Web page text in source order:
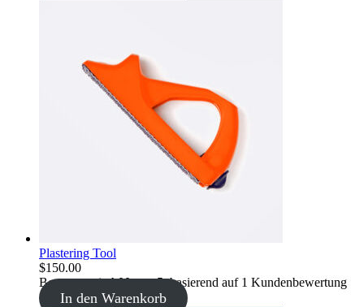
Plastering Tool
$150.00
Bewertet mit4.00von 5, basierend auf 1 Kundenbewertung
In den Warenkorb